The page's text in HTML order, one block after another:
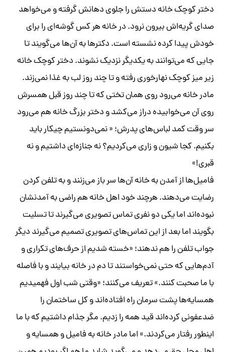
دختر کوچک خانه دستش را جلوی دهانش گرفته و می‌خواهد
صدای گریه‌اش بیرون نرود. در خانه هر کس گوشه‌ای را برای
خودش پیدا کرده نشسته است. دکترها به آن‌ها می‌گویند تا
جایی که می‌توانند به یکدیگر نزدیک نشوند. دختر کوچک خانه
زیر میز کوچک نهارخوری رفته و تا چند روز لب به غذا نمی‌زند.
مادر خانه می‌رود روی همان تختی که تا چند روز قبل همسرش
روی آن می‌خوابیده دراز می‌کشد و دختر بزرگ خانه هم می‌رود
سر وقت کمد لباس‌های پدرش؛ « نمی‌دونستیم چیکار باید
بکنیم. کجا شیون و زاری می‌کردیم؟ نه جنازه‌ای داشتیم و نه
قبری!»
فامیل‌ها از آمدن به خانه آن‌ها سر باز می‌زنند و به تلفن کردن
رضایت می‌دهند. هرچند خود اهل خانه هم راضی به آمدنشان
نبوده‌اند اما یکی دو نفری تماس تصویری می‌گیرند تا تسلیت
بگویند اما بعد از این تماس‌های تصویری تصمیم می‌گیرند دیگر
جواب تلفن را هم ندهند؛ «خسته شدیم از حرف‌های تکراری و
آدم‌هایی که حتی نمی‌خواستند تا دم در خانه بیایند و با فاصله
با ما صحبت کنند.» تعریف می‌کنند؛ «وقتی شب اول فهمیدیم
همسایه‌ها پشت سرمان راه افتاده‌اند و کل ساختمان را
ضدعفونی کرده‌اند قید همه را زدیم. مگر جذام داشتیم که با ما
اینطور رفتار می‌کردند.» اما مادر خانه به فامیل و همسایه و